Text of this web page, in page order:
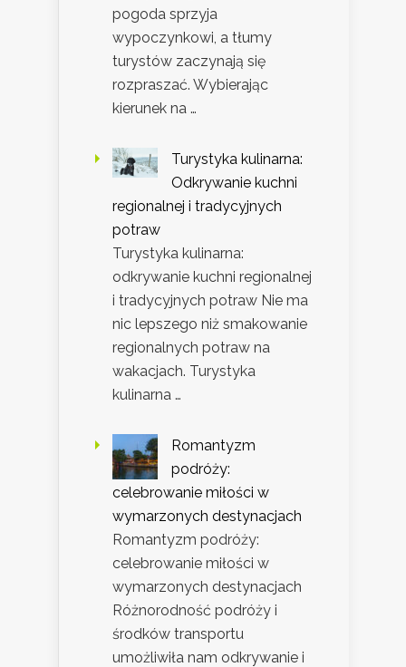
pogoda sprzyja
wypoczynkowi, a tłumy
turystów zaczynają się
rozpraszać. Wybierając
kierunek na …
Turystyka kulinarna:
Odkrywanie kuchni
regionalnej i tradycyjnych
potraw
Turystyka kulinarna:
odkrywanie kuchni regionalnej
i tradycyjnych potraw Nie ma
nic lepszego niż smakowanie
regionalnych potraw na
wakacjach. Turystyka
kulinarna …
Romantyzm
podróży:
celebrowanie miłości w
wymarzonych destynacjach
Romantyzm podróży:
celebrowanie miłości w
wymarzonych destynacjach
Różnorodność podróży i
środków transportu
umożliwiła nam odkrywanie i